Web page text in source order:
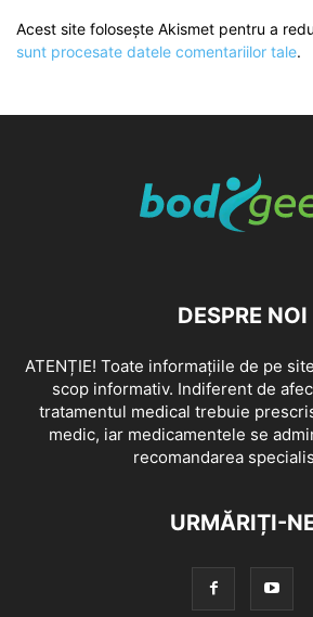
Acest site folosește Akismet pentru a
sunt procesate datele comentariilor tale.
DESPRE NOI
ATENȚIE! Toate informațiile de pe
scop informativ. Indiferent de
tratamentul medical trebuie
medic, iar medicamentele se
recomandarea
URMĂRIȚI-